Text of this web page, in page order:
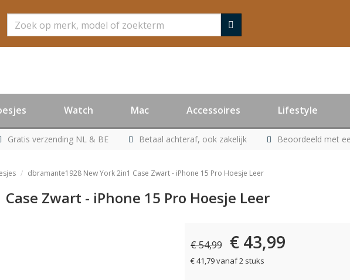
Zoeken
Watch Mac Accessoires Lifestyle
Gratis verzending NL & BE Betaal achteraf, ook zakelijk Beoordeeld met
dbramante1928 New York 2in1 Case Zwart - iPhone 15 Pro Hoesje Leer
Zwart - iPhone 15 Pro Hoesje Leer
€ 54,99 € 43,99
€ 41,79 vanaf 2 stuks